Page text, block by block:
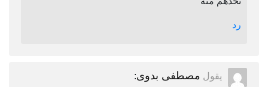
رد
يقول مصطفى بدوى: